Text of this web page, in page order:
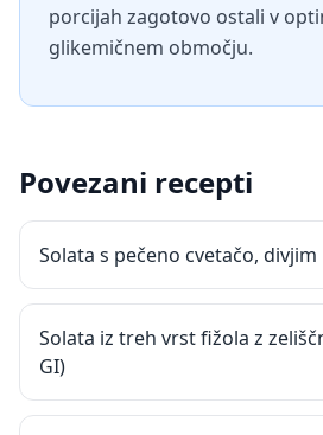
porcijah zagotovo ostali v
glikemičnem območju.
Povezani recepti
Solata s pečeno cvetačo,
Solata iz treh vrst fižola z
GI)